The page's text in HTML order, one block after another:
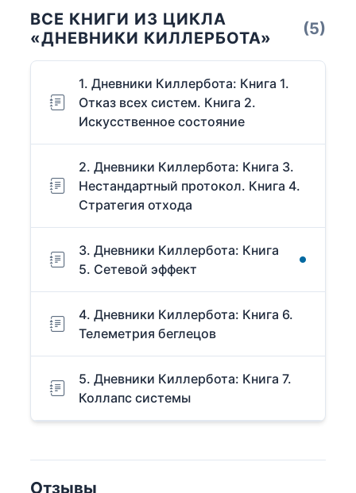
ВСЕ КНИГИ ИЗ ЦИКЛА
«ДНЕВНИКИ КИЛЛЕРБОТА»
(5)
1. Дневники Киллербота: Книга 1.
Отказ всех систем. Книга 2.
Искусственное состояние
2. Дневники Киллербота: Книга 3.
Нестандартный протокол. Книга 4.
Стратегия отхода
3. Дневники Киллербота: Книга
5. Сетевой эффект
4. Дневники Киллербота: Книга 6.
Телеметрия беглецов
5. Дневники Киллербота: Книга 7.
Коллапс системы
Отзывы